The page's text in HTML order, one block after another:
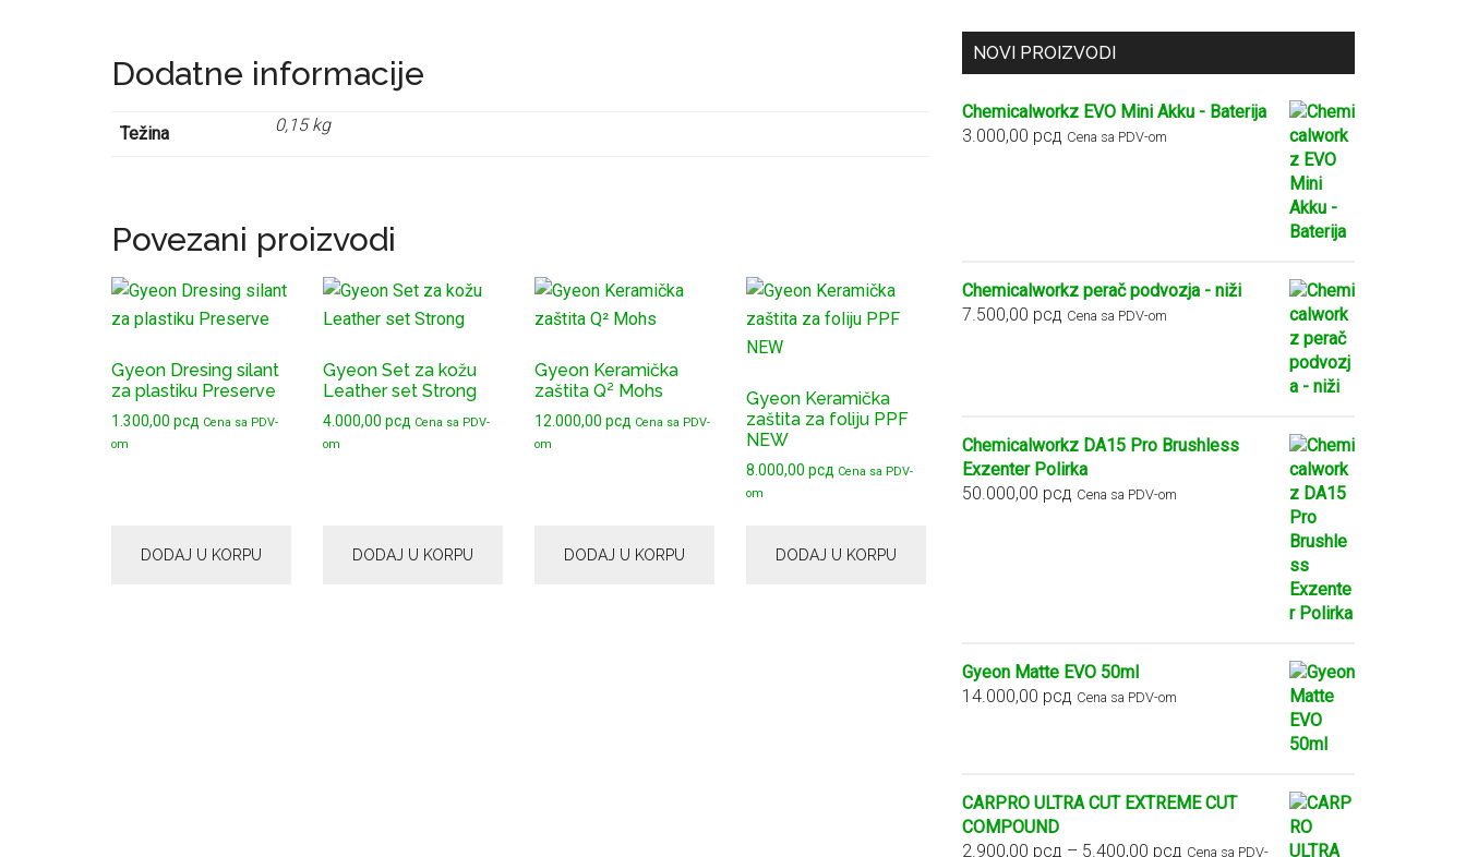
Dodatne informacije
Težina 0,15 kg
Povezani proizvodi
Gyeon Dresing silant
za plastiku Preserve
1.300,00 рсд Cena sa PDV-
om
DODAJ U KORPU
Gyeon Set za kožu
Leather set Strong
4.000,00 рсд Cena sa PDV-
om
DODAJ U KORPU
Gyeon Keramička
zaštita Q² Mohs
12.000,00 рсд Cena sa PDV-
om
DODAJ U KORPU
Gyeon Keramička
zaštita za foliju PPF
NEW
8.000,00 рсд Cena sa PDV-
om
DODAJ U KORPU
NOVI PROIZVODI
Chemicalworkz EVO Mini Akku - Baterija
3.000,00 рсд Cena sa PDV-om
Chemicalworkz perač podvozja - niži
7.500,00 рсд Cena sa PDV-om
Chemicalworkz DA15 Pro Brushless
Exzenter Polirka
50.000,00 рсд Cena sa PDV-om
Gyeon Matte EVO 50ml
14.000,00 рсд Cena sa PDV-om
CARPRO ULTRA CUT EXTREME CUT
COMPOUND
2.900,00 рсд – 5.400,00 рсд Raspon
Cena sa PDV-